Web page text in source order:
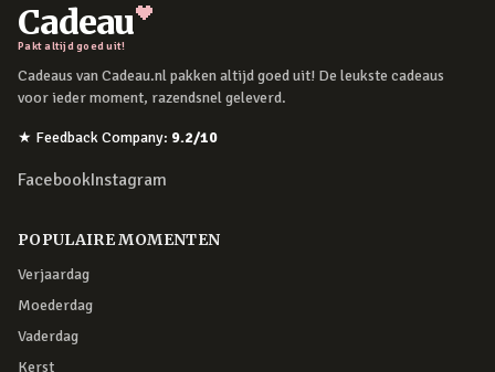
Cadeau
Pakt altijd goed uit!
Cadeaus van Cadeau.nl pakken altijd goed uit! De leukste cadeaus
voor ieder moment, razendsnel geleverd.
★ Feedback Company: 9.2/10
FacebookInstagram
POPULAIRE MOMENTEN
Verjaardag
Moederdag
Vaderdag
Kerst